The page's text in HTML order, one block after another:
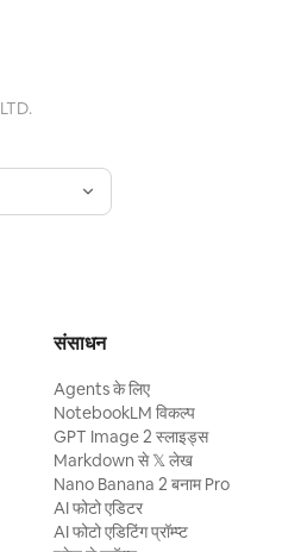
संसाधन
Agents के लिए
NotebookLM विकल्प
GPT Image 2 स्लाइड्स
Markdown से 𝕏 लेख
Nano Banana 2 बनाम Pro
AI फोटो एडिटर
AI फोटो एडिटिंग प्रॉम्प्ट